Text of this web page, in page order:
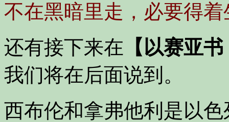
不在黑暗里走，必要得着
还有接下来在 【以赛亚
我们将在后面说到。
西布伦和拿弗他利是以